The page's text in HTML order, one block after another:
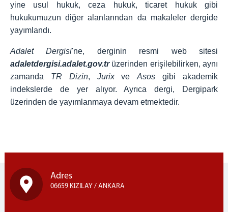
yine usul hukuk, ceza hukuk, ticaret hukuk gibi
hukukumuzun diğer alanlarından da makaleler dergide
yayımlandı.
Adalet Dergisi'ne, derginin resmi web sitesi
adaletdergisi.adalet.gov.tr üzerinden erişilebilirken, aynı
zamanda TR Dizin, JurixveAsos gibi akademik
indekslerde de yer alıyor. Ayrıca dergi, Dergipark
üzerinden de yayımlanmaya devam etmektedir.
Adres
06659 KIZILAY / ANKARA